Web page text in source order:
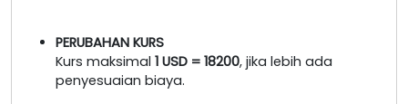
PERUBAHAN KURS
Kurs maksimal 1 USD = 18200, jika lebih ada
penyesuaian biaya.